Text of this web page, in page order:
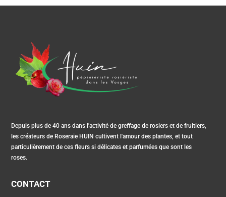
Depuis plus de 40 ans dans l'activité de greffage de rosiers et de fruitiers,
les créateurs de Roseraie HUIN cultivent l'amour des plantes, et tout
particulièrement de ces fleurs si délicates et parfumées que sont les
roses.
CONTACT